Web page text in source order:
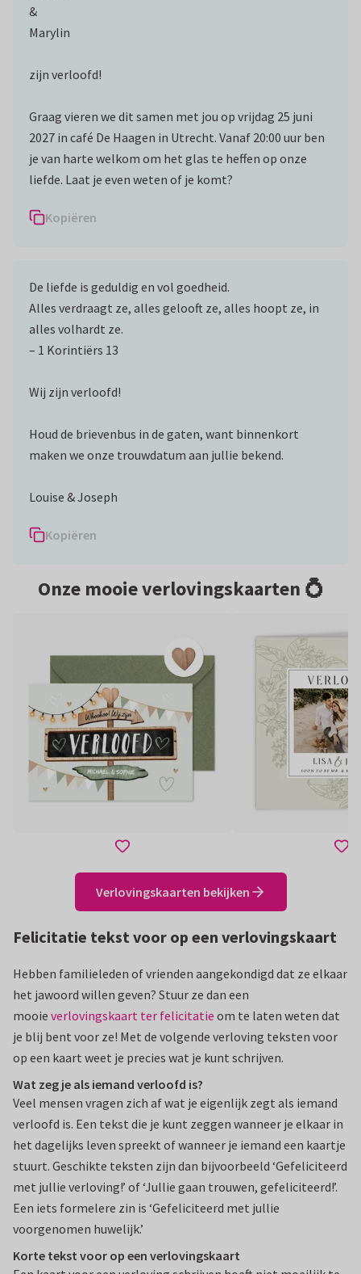
&
Marylin
zijn verloofd!
Graag vieren we dit samen met jou op vrijdag 25 juni
2027 in café De Haagen in Utrecht. Vanaf 20:00 uur ben
je van harte welkom om het glas te heffen op onze
liefde. Laat je even weten of je komt?
Kopiëren
De liefde is geduldig en vol goedheid.
Alles verdraagt ze, alles gelooft ze, alles hoopt ze, in
alles volhardt ze.
– 1 Korintiërs 13
Wij zijn verloofd!
Houd de brievenbus in de gaten, want binnenkort
maken we onze trouwdatum aan jullie bekend.
Louise & Joseph
Kopiëren
Onze mooie verlovingskaarten 💍
Verlovingskaarten bekijken
Felicitatie tekst voor op een verlovingskaart
Hebben familieleden of vrienden aangekondigd dat ze elkaar
het jawoord willen geven? Stuur ze dan een
mooie verlovingskaart ter felicitatie om te laten weten dat
je blij bent voor ze! Met de volgende verloving teksten voor
op een kaart weet je precies wat je kunt schrijven.
Wat zeg je als iemand verloofd is?
Veel mensen vragen zich af wat je eigenlijk zegt als iemand
verloofd is. Een tekst die je kunt zeggen wanneer je elkaar in
het dagelijks leven spreekt of wanneer je iemand een kaartje
stuurt. Geschikte teksten zijn dan bijvoorbeeld ‘Gefeliciteerd
met jullie verloving!’ of ‘Jullie gaan trouwen, gefeliciteerd!’.
Een iets formelere zin is ‘Gefeliciteerd met jullie
voorgenomen huwelijk.’
Korte tekst voor op een verlovingskaart